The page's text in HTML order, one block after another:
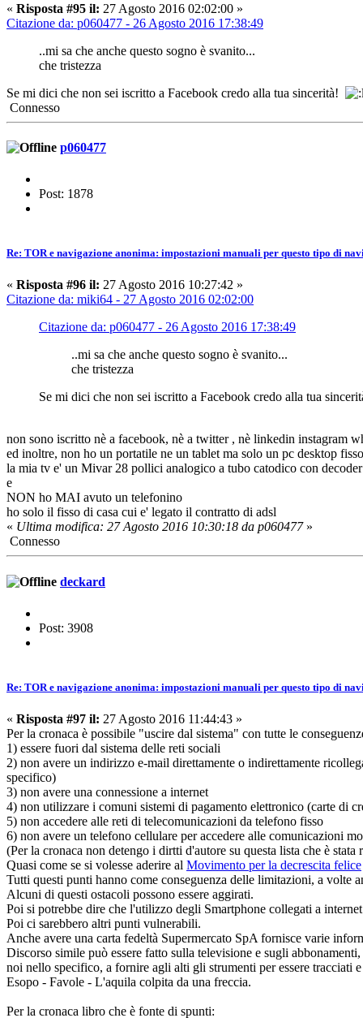
« Risposta #95 il: 27 Agosto 2016 02:02:00 »
Citazione da: p060477 - 26 Agosto 2016 17:38:49
..mi sa che anche questo sogno è svanito...
che tristezza
Se mi dici che non sei iscritto a Facebook credo alla tua sincerità!
Connesso
p060477
Post: 1878
Re: TOR e navigazione anonima: impostazioni manuali per questo tipo di
« Risposta #96 il: 27 Agosto 2016 10:27:42 »
Citazione da: miki64 - 27 Agosto 2016 02:02:00
Citazione da: p060477 - 26 Agosto 2016 17:38:49
..mi sa che anche questo sogno è svanito...
che tristezza
Se mi dici che non sei iscritto a Facebook credo alla tua
non sono iscritto nè a facebook, nè a twitter , nè linkedin instagram
ed inoltre, non ho un portatile ne un tablet ma solo un pc desktop fisso
la mia tv e' un Mivar 28 pollici analogico a tubo catodico con
e
NON ho MAI avuto un telefonino
ho solo il fisso di casa cui e' legato il contratto di adsl
« Ultima modifica: 27 Agosto 2016 10:30:18 da p060477»
Connesso
deckard
Post: 3908
Re: TOR e navigazione anonima: impostazioni manuali per questo tipo di
« Risposta #97 il: 27 Agosto 2016 11:44:43 »
Per la cronaca è possibile "uscire dal sistema" con tutte le
1) essere fuori dal sistema delle reti sociali
2) non avere un indirizzo e-mail direttamente o indirettamente
specifico)
3) non avere una connessione a internet
4) non utilizzare i comuni sistemi di pagamento elettronico (carte di
5) non accedere alle reti di telecomunicazioni da telefono fisso
6) non avere un telefono cellulare per accedere alle comunicazioni
(Per la cronaca non detengo i dirtti d'autore su questa lista che è
Quasi come se si volesse aderire al Movimento per la decrescita felice
Tutti questi punti hanno come conseguenza delle limitazioni, a volte
Alcuni di questi ostacoli possono essere aggirati.
Poi si potrebbe dire che l'utilizzo degli Smartphone collegati a
Poi ci sarebbero altri punti vulnerabili.
Anche avere una carta fedeltà Supermercato SpA fornisce varie
Discorso simile può essere fatto sulla televisione e sugli
noi nello specifico, a fornire agli alti gli strumenti per essere tracciati
Esopo - Favole - L'aquila colpita da una freccia.
Per la cronaca libro che è fonte di spunti: